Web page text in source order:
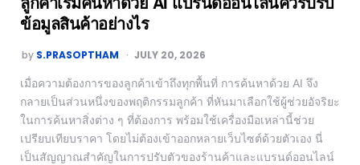
ข้อมูลสินค้าอย่างไร
by S.PRASOPTHAM JULY 20, 2026
เมื่อความต้องการของลูกค้าเข้าถึงทุกพื้นที่ การค้นหาด้วย AI จึง
กลายเป็นส่วนหนึ่งของพฤติกรรมลูกค้า ที่หันมาเลือกใช้ผู้ช่วยอัจริยะ
ในการค้นหาสิ่งต่าง ๆ ที่ต้องการ พร้อมใช้เครื่องมือเหล่านี้ช่วย
เปรียบเทียบราคา โดยไม่ต้องเข้าออกหลายเว็บไซต์ด้วยตัวเอง นี่
เป็นสัญญาณสำคัญในการปรับตัวของร้านค้าและแบรนด์ออนไลน์